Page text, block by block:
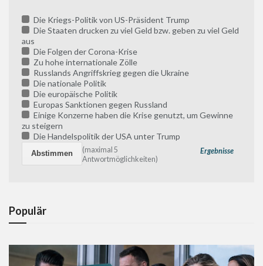
Die Kriegs-Politik von US-Präsident Trump
Die Staaten drucken zu viel Geld bzw. geben zu viel Geld
aus
Die Folgen der Corona-Krise
Zu hohe internationale Zölle
Russlands Angriffskrieg gegen die Ukraine
Die nationale Politik
Die europäische Politik
Europas Sanktionen gegen Russland
Einige Konzerne haben die Krise genutzt, um Gewinne
zu steigern
Die Handelspolitik der USA unter Trump
Ergebnisse
(maximal 5
Antwortmöglichkeiten)
Populär